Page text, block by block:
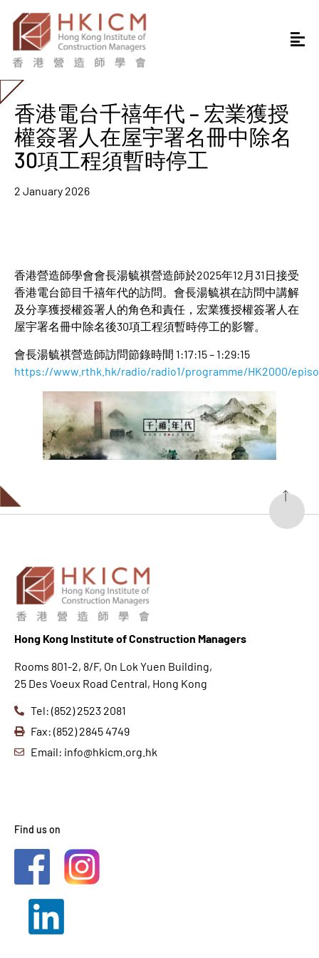
香港電台千禧年代 – 宏業獲授
權簽署人在屋宇署名冊中除名
30項工程須暫時停工
2 January 2026
香港營造師學會會長湯毓祺營造師於2025年12月31日接受
香港電台節目千禧年代的訪問。會長湯毓祺在訪問中講解
及分享獲授權簽署人的角色和責任，宏業獲授權簽署人在
屋宇署名冊中除名後30項工程須暫時停工的影響。
會長湯毓祺營造師訪問節錄時間 1:17:15 – 1:29:15
https://www.rthk.hk/radio/radio1/programme/HK2000/
Hong Kong Institute of Construction Managers
Rooms 801-2, 8/F, On Lok Yuen Building,
25 Des Voeux Road Central, Hong Kong
Tel: (852) 2523 2081
Fax: (852) 2845 4749
Email: info@hkicm.org.hk
Find us on